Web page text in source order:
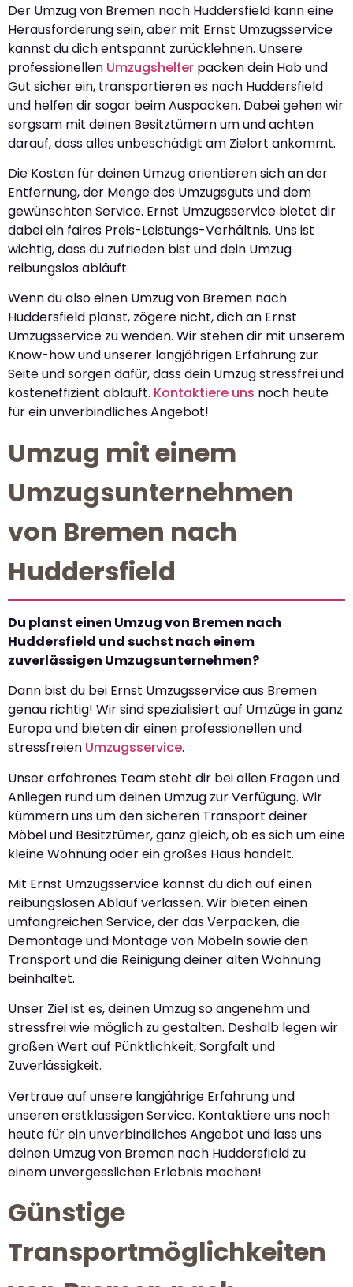
Der Umzug von Bremen nach Huddersfield kann eine
Herausforderung sein, aber mit Ernst Umzugsservice
kannst du dich entspannt zurücklehnen. Unsere
professionellen Umzugshelfer packen dein Hab und
Gut sicher ein, transportieren es nach Huddersfield
und helfen dir sogar beim Auspacken. Dabei gehen wir
sorgsam mit deinen Besitztümern um und achten
darauf, dass alles unbeschädigt am Zielort ankommt.
Die Kosten für deinen Umzug orientieren sich an der
Entfernung, der Menge des Umzugsguts und dem
gewünschten Service. Ernst Umzugsservice bietet dir
dabei ein faires Preis-Leistungs-Verhältnis. Uns ist
wichtig, dass du zufrieden bist und dein Umzug
reibungslos abläuft.
Wenn du also einen Umzug von Bremen nach
Huddersfield planst, zögere nicht, dich an Ernst
Umzugsservice zu wenden. Wir stehen dir mit unserem
Know-how und unserer langjährigen Erfahrung zur
Seite und sorgen dafür, dass dein Umzug stressfrei und
kosteneffizient abläuft. Kontaktiere uns noch heute
für ein unverbindliches Angebot!
Umzug mit einem
Umzugsunternehmen
von Bremen nach
Huddersfield
Du planst einen Umzug von Bremen nach
Huddersfield und suchst nach einem
zuverlässigen Umzugsunternehmen?
Dann bist du bei Ernst Umzugsservice aus Bremen
genau richtig! Wir sind spezialisiert auf Umzüge in ganz
Europa und bieten dir einen professionellen und
stressfreien Umzugsservice.
Unser erfahrenes Team steht dir bei allen Fragen und
Anliegen rund um deinen Umzug zur Verfügung. Wir
kümmern uns um den sicheren Transport deiner
Möbel und Besitztümer, ganz gleich, ob es sich um eine
kleine Wohnung oder ein großes Haus handelt.
Mit Ernst Umzugsservice kannst du dich auf einen
reibungslosen Ablauf verlassen. Wir bieten einen
umfangreichen Service, der das Verpacken, die
Demontage und Montage von Möbeln sowie den
Transport und die Reinigung deiner alten Wohnung
beinhaltet.
Unser Ziel ist es, deinen Umzug so angenehm und
stressfrei wie möglich zu gestalten. Deshalb legen wir
großen Wert auf Pünktlichkeit, Sorgfalt und
Zuverlässigkeit.
Vertraue auf unsere langjährige Erfahrung und
unseren erstklassigen Service. Kontaktiere uns noch
heute für ein unverbindliches Angebot und lass uns
deinen Umzug von Bremen nach Huddersfield zu
einem unvergesslichen Erlebnis machen!
Günstige
Transportmöglichkeiten